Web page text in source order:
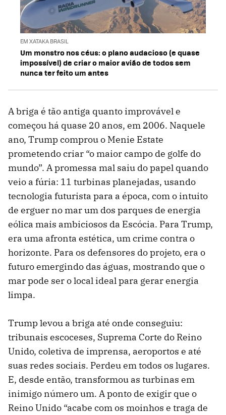
EM XATAKA BRASIL
Um monstro nos céus: o plano audacioso (e quase
impossível) de criar o maior avião de todos sem
nunca ter feito um antes
A briga é tão antiga quanto improvável e
começou há quase 20 anos, em 2006. Naquele
ano, Trump comprou o Menie Estate
prometendo criar “o maior campo de golfe do
mundo”. A promessa mal saiu do papel quando
veio a fúria: 11 turbinas planejadas, usando
tecnologia futurista para a época, com o intuito
de erguer no mar um dos parques de energia
eólica mais ambiciosos da Escócia. Para Trump,
era uma afronta estética, um crime contra o
horizonte. Para os defensores do projeto, era o
futuro emergindo das águas, mostrando que o
mar pode ser o local ideal para gerar energia
limpa.
Trump levou a briga até onde conseguiu:
tribunais escoceses, Suprema Corte do Reino
Unido, coletiva de imprensa, aeroportos e até
suas redes sociais. Perdeu em todos os lugares.
E, desde então, transformou as turbinas em
inimigo número um. A ponto de exigir que o
Reino Unido “acabe com os moinhos e traga de